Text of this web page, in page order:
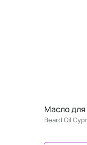
Масло
Beard Oil